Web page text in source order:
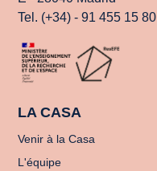
Tel. (+34) - 91 455 15 80
LA CASA
Venir à la Casa
L'équipe